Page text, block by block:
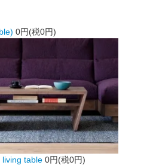
0円(税0円)
living table 0円(税0円)